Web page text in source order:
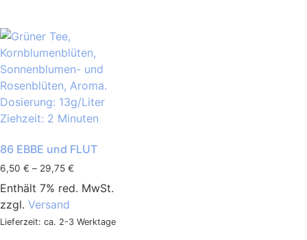
86 EBBE und FLUT
6,50 € – 29,75 €
Enthält 7% red. MwSt.
zzgl. Versand
Lieferzeit: ca. 2-3 Werktage